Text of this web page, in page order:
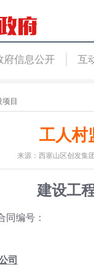
府信息公开 互
目
工人村
来源：西塞山区创发集
建设工
同编号：
司